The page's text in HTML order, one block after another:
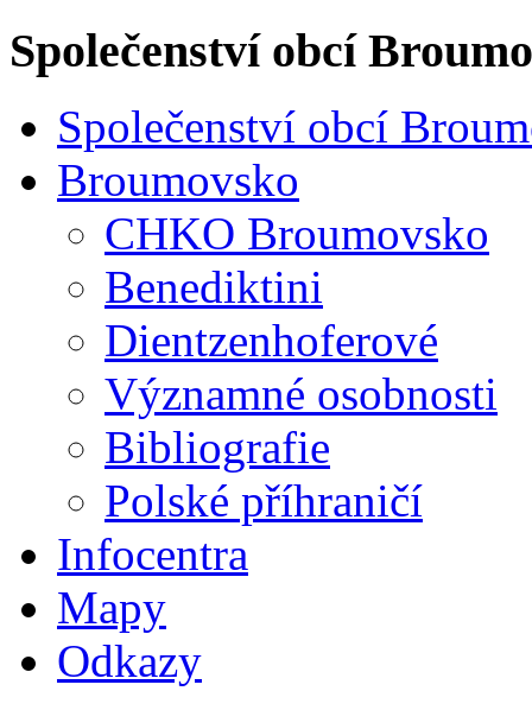
Společenství obcí
Společenství obcí
Broumovsko
CHKO Broumovsko
Benediktini
Dientzenhoferové
Významné osobnosti
Bibliografie
Polské příhraničí
Infocentra
Mapy
Odkazy